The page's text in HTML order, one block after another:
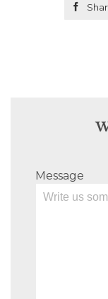

Message